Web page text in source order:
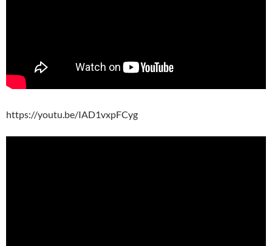
https://youtu.be/IAD1vxpFCyg